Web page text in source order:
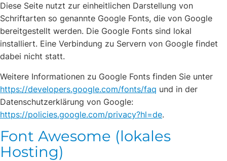
Diese Seite nutzt zur einheitlichen Darstellung von
Schriftarten so genannte Google Fonts, die von Google
bereitgestellt werden. Die Google Fonts sind lokal
installiert. Eine Verbindung zu Servern von Google findet
dabei nicht statt.
Weitere Informationen zu Google Fonts finden Sie unter
https://developers.google.com/fonts/faq und in der
Datenschutzerklärung von Google:
https://policies.google.com/privacy?hl=de.
Font Awesome (lokales
Hosting)